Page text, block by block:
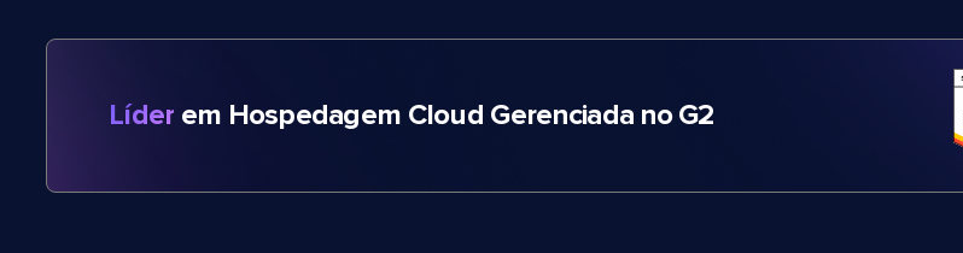
Líder em Hospedagem Cloud Gerenciada no G2